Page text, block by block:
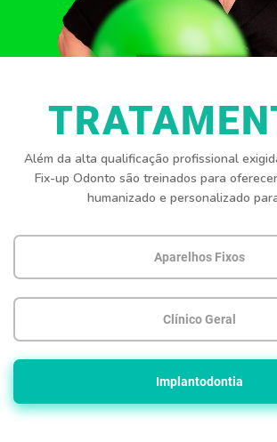
Além da alta qualificação profissional
Fix-up Odonto são treinados para
humanizado e personalizado
Aparelhos Fixos
Clínico Geral
Implantodontia